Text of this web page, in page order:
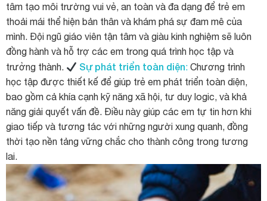
tâm tạo môi trường vui vẻ, an toàn và đa dạng để trẻ em
thoải mái thể hiện bản thân và khám phá sự đam mê của
mình. Đội ngũ giáo viên tận tâm và giàu kinh nghiệm sẽ luôn
đồng hành và hỗ trợ các em trong quá trình học tập và
trưởng thành.
Sự phát triển toàn diện: Chương trình
học tập được thiết kế để giúp trẻ em phát triển toàn diện,
bao gồm cả khía cạnh kỹ năng xã hội, tư duy logic, và khả
năng giải quyết vấn đề. Điều này giúp các em tự tin hơn khi
giao tiếp và tương tác với những người xung quanh, đồng
thời tạo nền tảng vững chắc cho thành công trong tương
lai.